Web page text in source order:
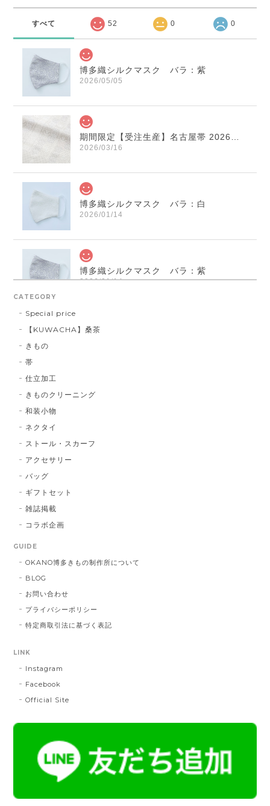
すべて 52 0 0
博多織シルクマスク バラ：紫
2026/05/05
期間限定【受注生産】名古屋帯 2026年干支献上 「午」変わり献上 市松：白×薄鼠
2026/03/16
博多織シルクマスク バラ：白
2026/01/14
博多織シルクマスク バラ：紫
2026/01/14
2025/05/26
2024/11/30
帯締 二分紐：鼡
NN：鼡
CATEGORY
Special price
【KUWACHA】桑茶
きもの
帯
仕立加工
きものクリーニング
和装小物
ネクタイ
ストール・スカーフ
アクセサリー
バッグ
ギフトセット
雑誌掲載
コラボ企画
GUIDE
OKANO博多きもの制作所について
BLOG
お問い合わせ
プライバシーポリシー
特定商取引法に基づく表記
LINK
Instagram
Facebook
Official Site